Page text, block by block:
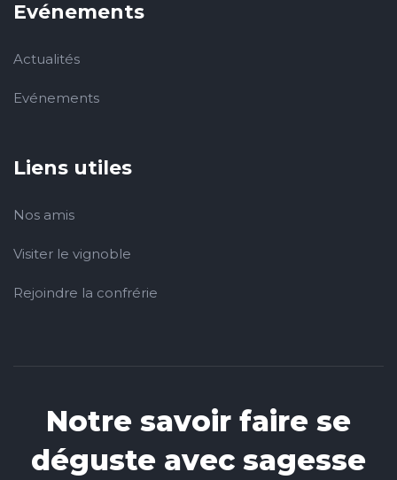
Evénements
Actualités
Evénements
Liens utiles
Nos amis
Visiter le vignoble
Rejoindre la confrérie
Notre savoir faire se
déguste avec sagesse